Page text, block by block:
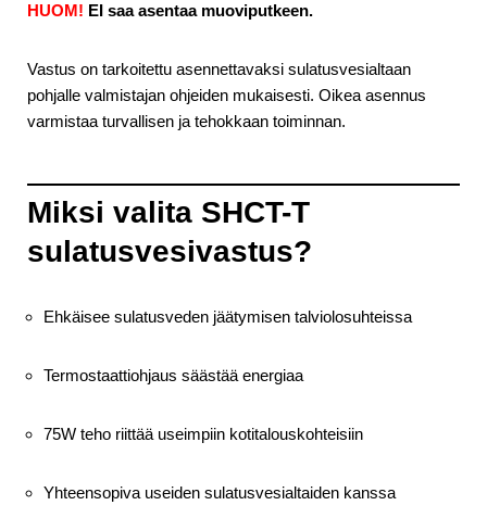
HUOM! EI saa asentaa muoviputkeen.
Vastus on tarkoitettu asennettavaksi sulatusvesialtaan
pohjalle valmistajan ohjeiden mukaisesti. Oikea asennus
varmistaa turvallisen ja tehokkaan toiminnan.
Miksi valita SHCT-T
sulatusvesivastus?
Ehkäisee sulatusveden jäätymisen talviolosuhteissa
Termostaattiohjaus säästää energiaa
75W teho riittää useimpiin kotitalouskohteisiin
Yhteensopiva useiden sulatusvesialtaiden kanssa